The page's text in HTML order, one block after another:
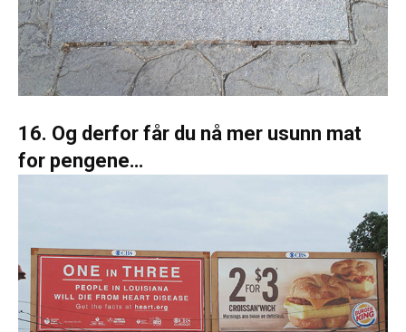
16. Og derfor får du nå mer usunn mat
for pengene…